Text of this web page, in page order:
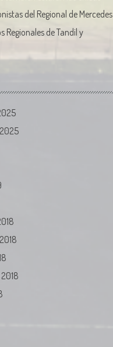
del Regional de Mercedes
Regionales de Tandil y